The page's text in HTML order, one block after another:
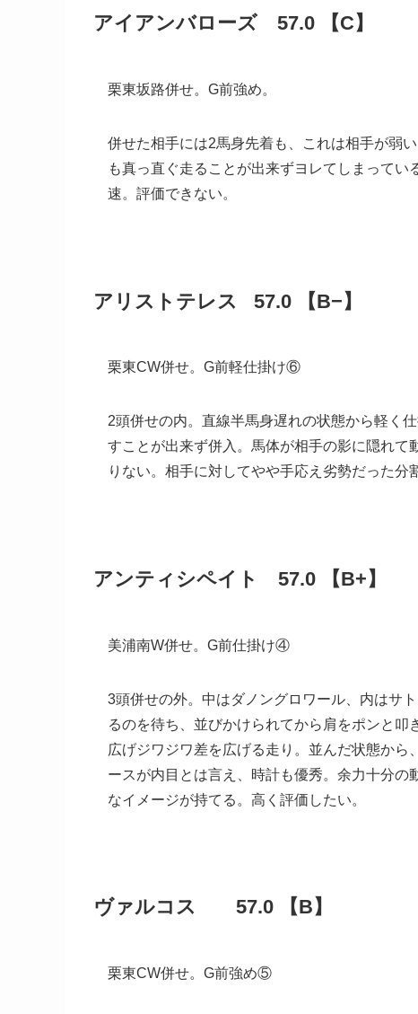
アイアンバローズ 57.0 【C】
栗東坂路併せ。G前強め。
併せた相手には2馬身先着も、これは相手が弱
も真っ直ぐ走ることが出来ずヨレてしまって
速。評価できない。
アリストテレス 57.0 【B−】
栗東CW併せ。G前軽仕掛け⑥
2頭併せの内。直線半馬身遅れの状態から軽く
すことが出来ず併入。馬体が相手の影に隠れて
りない。相手に対してやや手応え劣勢だった分
アンティシペイト 57.0 【B+】
美浦南W併せ。G前仕掛け④
3頭併せの外。中はダノングロワール、内はサ
るのを待ち、並びかけられてから肩をポンと叩
広げジワジワ差を広げる走り。並んだ状態か
ースが内目とは言え、時計も優秀。余力十分の
なイメージが持てる。高く評価したい。
ヴァルコス 57.0 【B】
栗東CW併せ。G前強め⑤